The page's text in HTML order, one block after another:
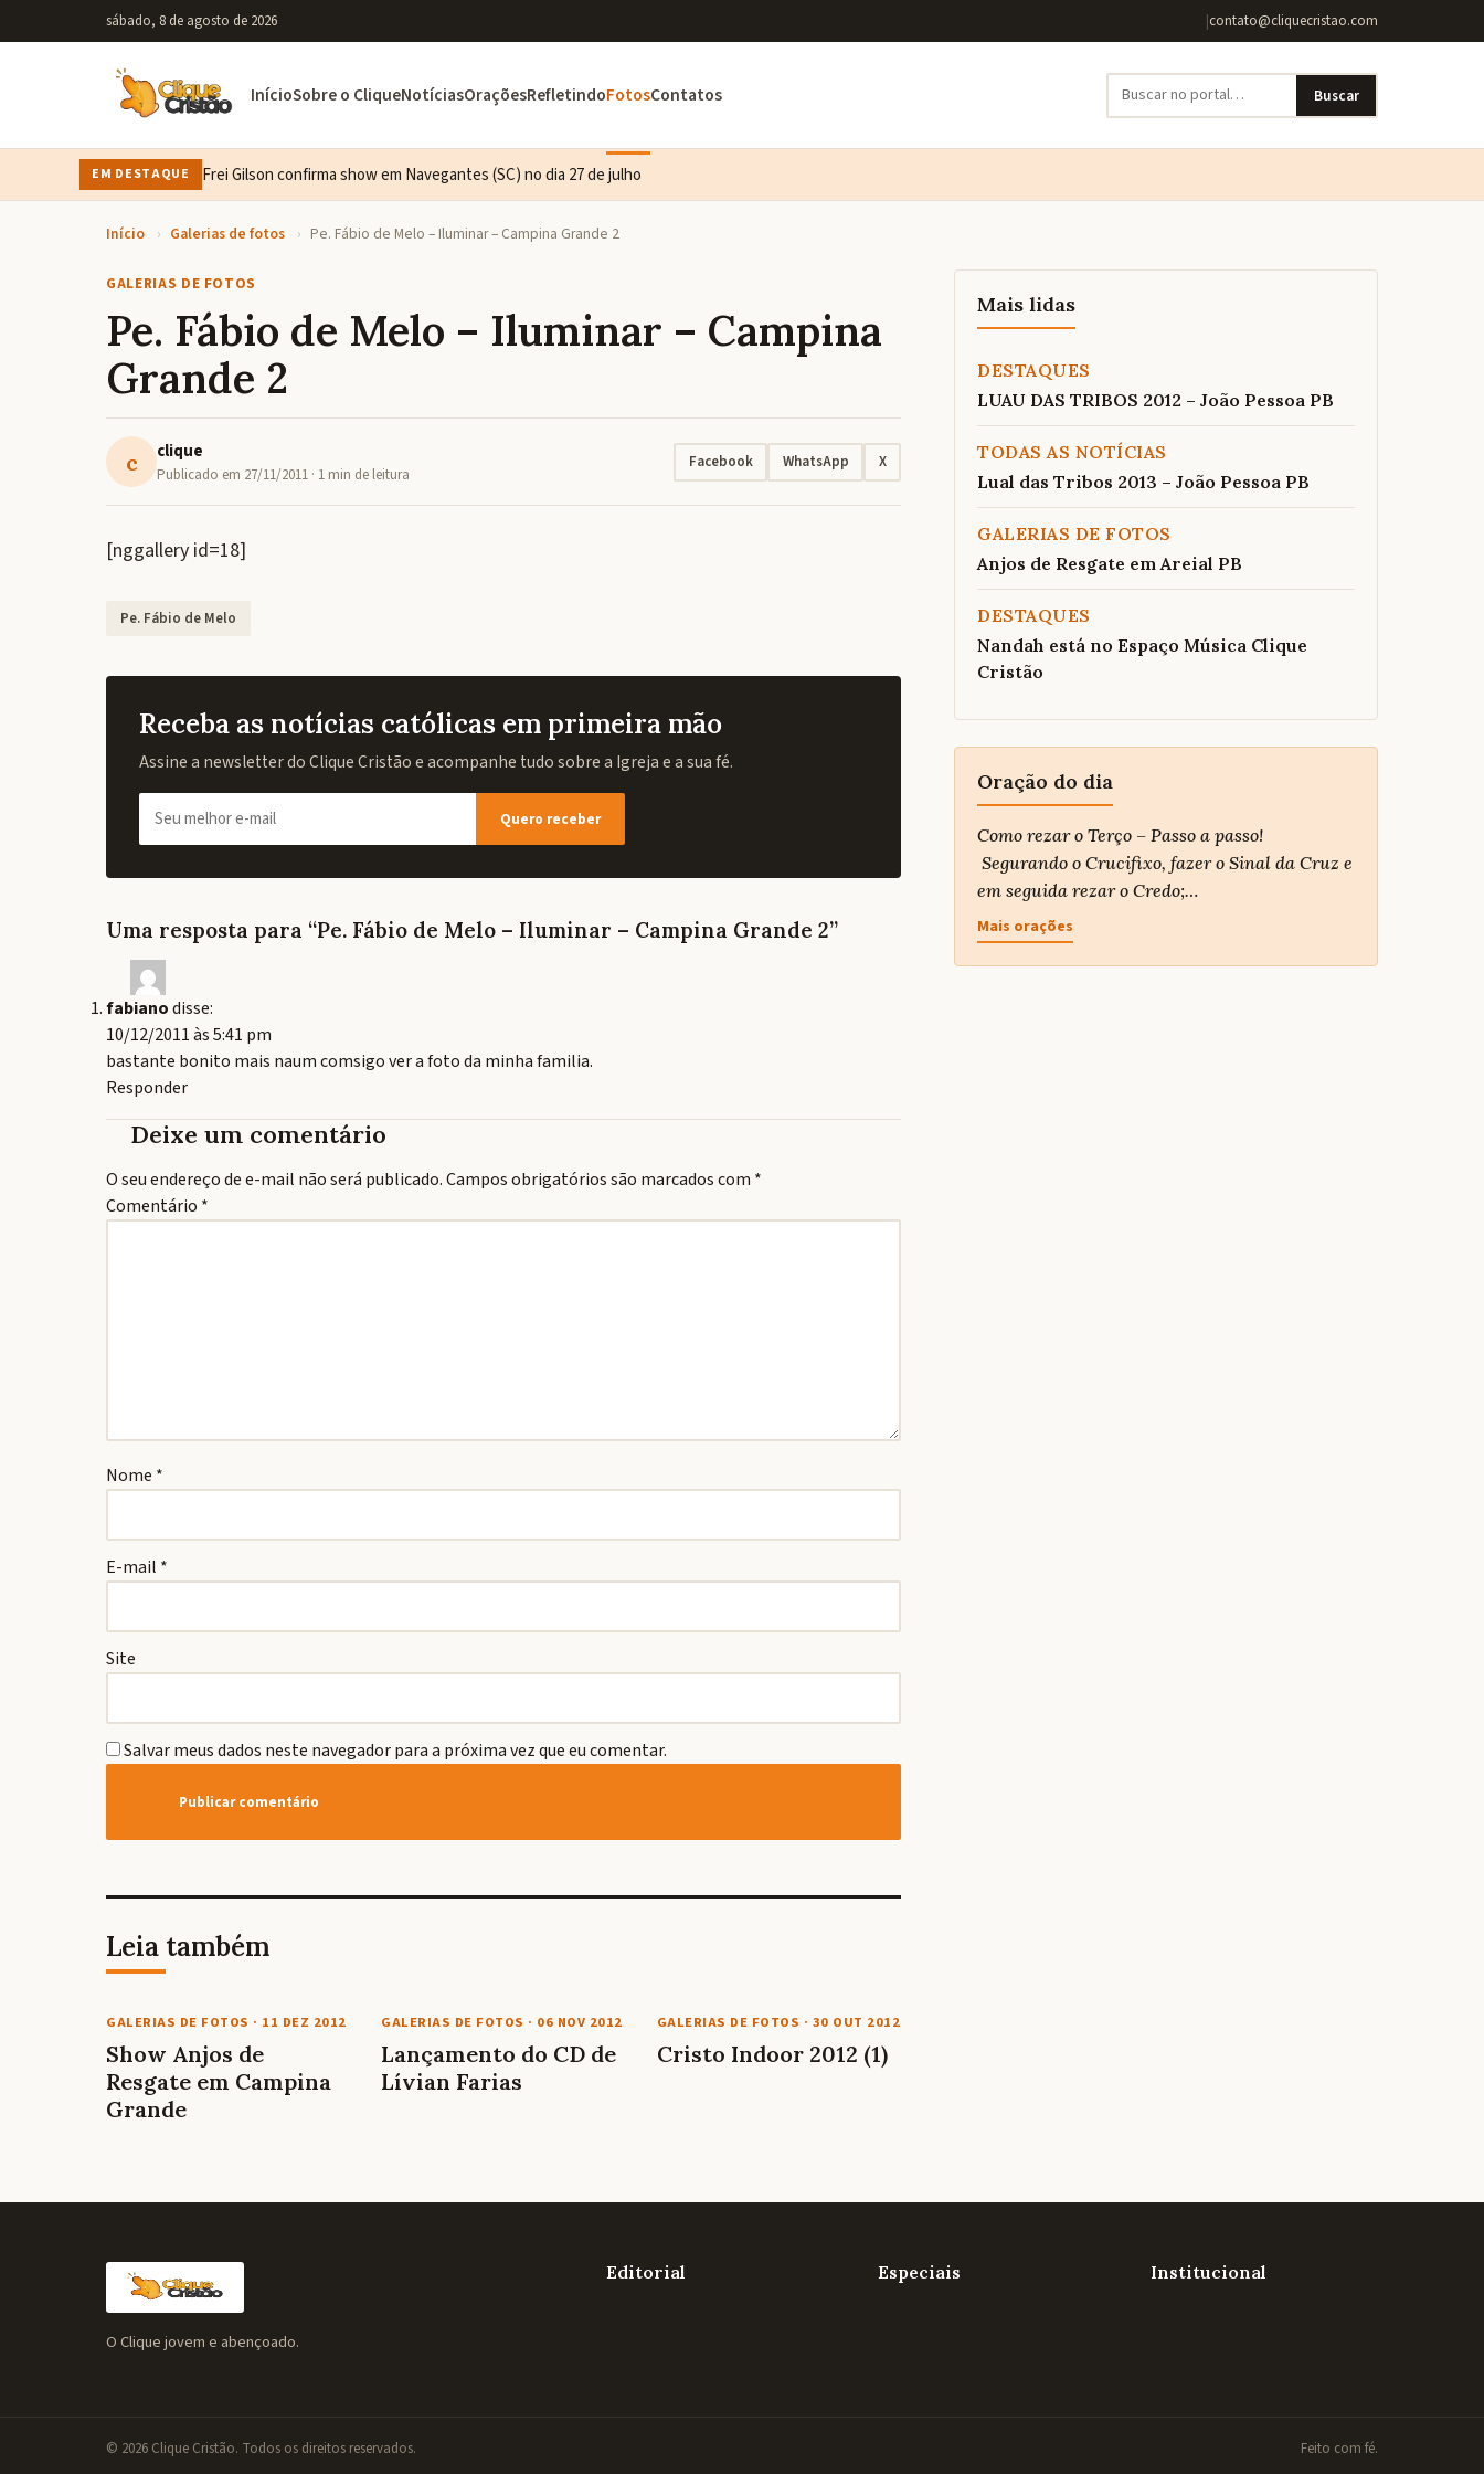
sábado, 8 de agosto de 2026 |contato@cliquecristao.com
InícioSobre o CliqueNotíciasOraçõesRefletindoFotosContatos Buscar
EM DESTAQUE Frei Gilson confirma show em Navegantes (SC) no dia 27 de julho
Início › Galerias de fotos › Pe. Fábio de Melo – Iluminar – Campina Grande 2
GALERIAS DE FOTOS
Pe. Fábio de Melo – Iluminar – Campina
Grande 2
c clique
Publicado em 27/11/2011 · 1 min de leitura
Facebook WhatsApp X
[nggallery id=18]
Pe. Fábio de Melo
Receba as notícias católicas em primeira mão
Assine a newsletter do Clique Cristão e acompanhe tudo sobre a Igreja e a sua fé.
Quero receber
Uma resposta para “Pe. Fábio de Melo – Iluminar – Campina Grande 2”
fabianodisse:
10/12/2011 às 5:41 pm
bastante bonito mais naum comsigo ver a foto da minha familia.
Responder
Deixe um comentário
O seu endereço de e-mail não será publicado.Campos obrigatórios são marcados com *
Comentário *
Nome *
E-mail *
Site
Salvar meus dados neste navegador para a próxima vez que eu comentar.
Leia também
GALERIAS DE FOTOS · 11 DEZ 2012
Show Anjos de
Resgate em Campina
Grande
GALERIAS DE FOTOS · 06 NOV 2012
Lançamento do CD de
Lívian Farias
GALERIAS DE FOTOS · 30 OUT 2012
Cristo Indoor 2012 (1)
Mais lidas
DESTAQUES
LUAU DAS TRIBOS 2012 – João Pessoa PB
TODAS AS NOTÍCIAS
Lual das Tribos 2013 – João Pessoa PB
GALERIAS DE FOTOS
Anjos de Resgate em Areial PB
DESTAQUES
Nandah está no Espaço Música Clique
Cristão
Oração do dia
Como rezar o Terço – Passo a passo!
Segurando o Crucifixo, fazer o Sinal da Cruz e
em seguida rezar o Credo;…
Mais orações
O Clique jovem e abençoado.
Editorial Especiais Institucional
© 2026 Clique Cristão. Todos os direitos reservados. Feito com fé.